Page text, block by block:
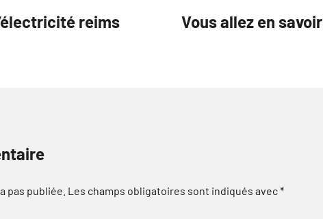
reims Vous allez en
pas publiée. Les champs obligatoires sont indiqués avec*